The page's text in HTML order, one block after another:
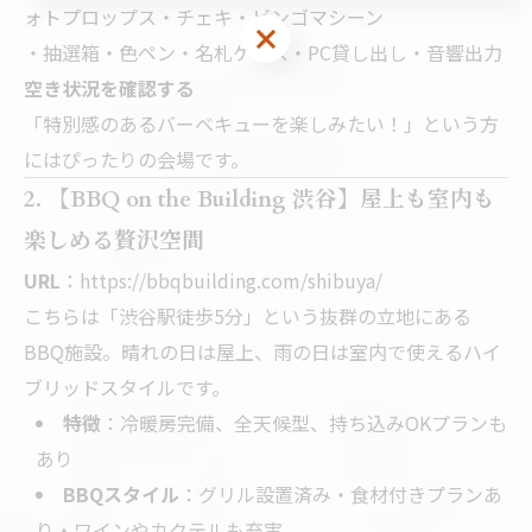
ォトプロップス・チェキ・ビンゴマシーン
・抽選箱・色ペン・名札ケース・PC貸し出し・音響出力
空き状況を確認する
「特別感のあるバーベキューを楽しみたい！」という方
にはぴったりの会場です。
2. 【BBQ on the Building 渋谷】屋上も室内も
楽しめる贅沢空間
URL ： https://bbqbuilding.com/shibuya/
こちらは「渋谷駅徒歩5分」という抜群の立地にある
BBQ施設。晴れの日は屋上、雨の日は室内で使えるハイ
ブリッドスタイルです。
特徴 ：冷暖房完備、全天候型、持ち込みOKプランも
あり
BBQスタイル ：グリル設置済み・食材付きプランあ